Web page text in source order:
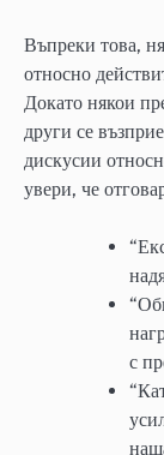
Въпреки това,
относно
Докато някои
други се
дискусии
увери, че
с